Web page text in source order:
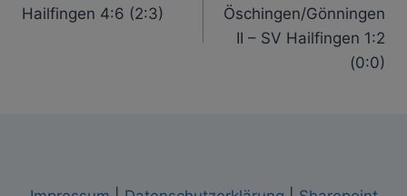
Hailfingen 4:6 (2:3)
Öschingen/Gönningen
II – SV Hailfingen 1:2
(0:0)